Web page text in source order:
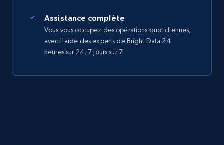
Assistance complète
Vous vous occupez des opérations quotidiennes,
avec l'aide des experts de Bright Data 24
heures sur 24, 7 jours sur 7.